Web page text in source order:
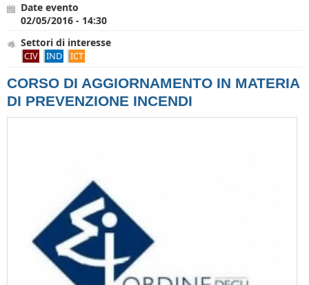
Date evento
02/05/2016 - 14:30
Settori di interesse
CIV IND ICT
CORSO DI AGGIORNAMENTO IN MATERIA
DI PREVENZIONE INCENDI